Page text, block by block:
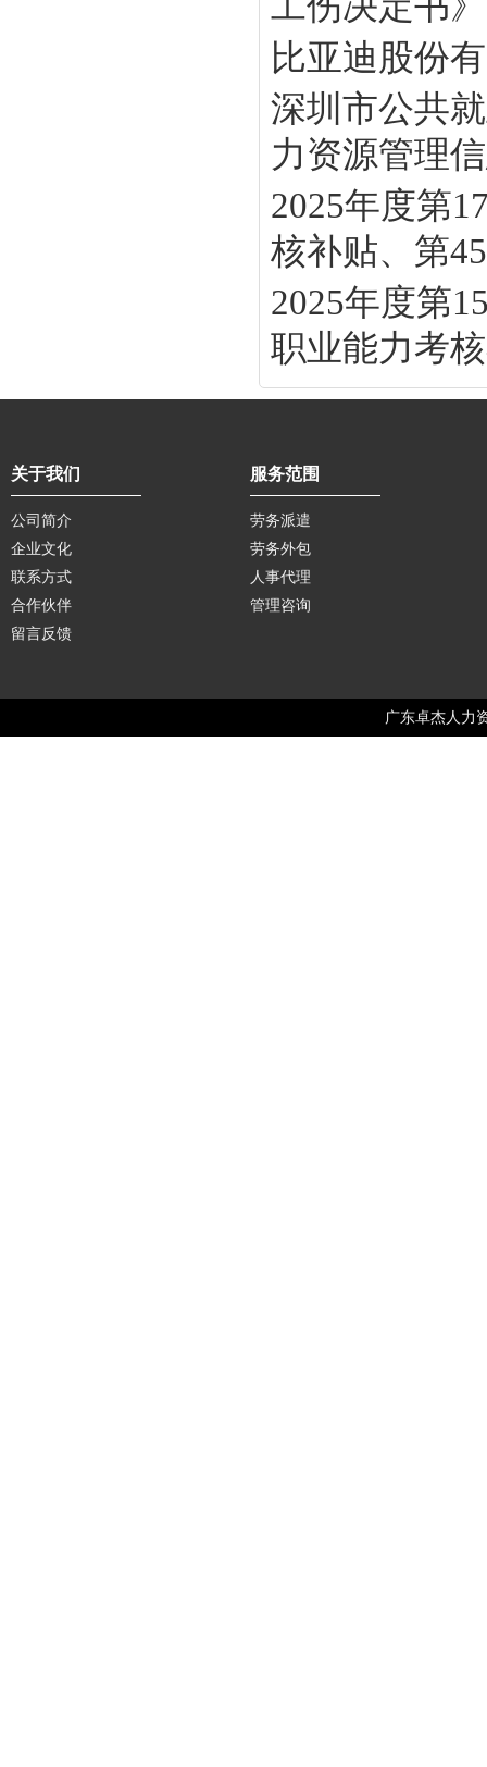
比亚迪股份
深圳市公共
力资源管理
2025年度第
核补贴、第
2025年度第
职业能力考
关于我们
公司简介
企业文化
联系方式
合作伙伴
留言反馈
服务范围
劳务派遣
劳务外包
人事代理
管理咨询
广东卓杰人力